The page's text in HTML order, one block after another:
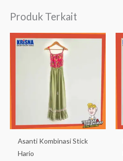
Produk Terkait
Asanti Kombinasi Stick
Hario